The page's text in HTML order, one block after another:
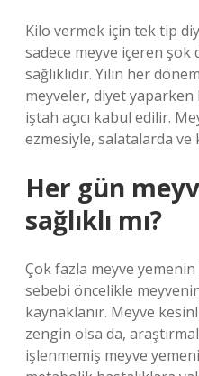
Kilo vermek için tek tip
sadece meyve içeren şok
sağlıklıdır. Yılın her
meyveler, diyet yaparken
iştah açıcı kabul edilir.
ezmesiyle, salatalarda ve
Her gün
sağlıklı mı?
Çok fazla meyve yemenin
sebebi öncelikle
kaynaklanır. Meyve
zengin olsa da,
işlenmemiş meyve